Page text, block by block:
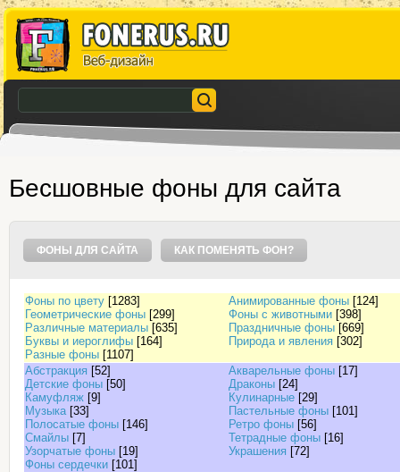
Бесшовные фоны для сайта
ФОНЫ ДЛЯ САЙТА КАК ПОМЕНЯТЬ ФОН?
Фоны по цвету [1283] Анимированные фоны [124]
Геометрические фоны [299] Фоны с животными [398]
Различные материалы [635] Праздничные фоны [669]
Буквы и иероглифы [164] Природа и явления [302]
Разные фоны [1107]
Абстракция [52] Акварельные фоны [17]
Детские фоны [50] Драконы [24]
Камуфляж [9] Кулинарные [29]
Музыка [33] Пастельные фоны [101]
Полосатые фоны [146] Ретро фоны [56]
Смайлы [7] Тетрадные фоны [16]
Узорчатые фоны [19] Украшения [72]
Фоны сердечки [101]